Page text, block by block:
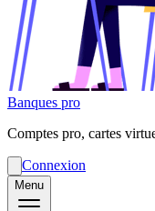
Banques pro
Comptes pro, cartes
Connexion
Menu